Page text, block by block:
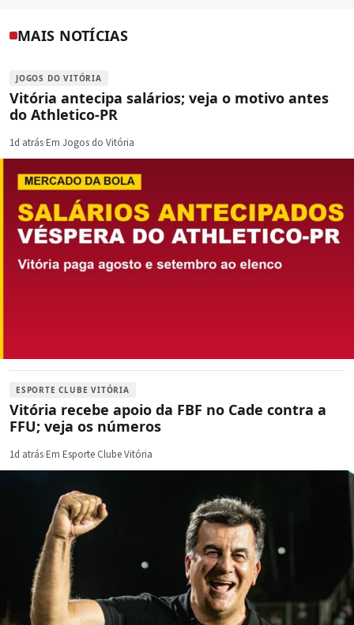
MAIS NOTÍCIAS
JOGOS DO VITÓRIA
Vitória antecipa salários; veja o motivo antes
do Athletico-PR
1d atrás·Em Jogos do Vitória
ESPORTE CLUBE VITÓRIA
Vitória recebe apoio da FBF no Cade contra a
FFU; veja os números
1d atrás·Em Esporte Clube Vitória